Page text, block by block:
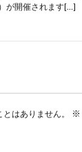
が開催されます[…]
はありません。 ※